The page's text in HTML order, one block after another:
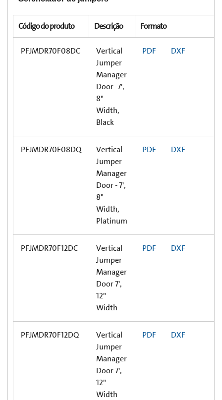
Código do produto Descrição Formato
PFJMDR70F08DC
Vertical
Jumper
Manager
Door -7',
8"
Width,
Black
PDF DXF
PFJMDR70F08DQ
Vertical
Jumper
Manager
Door - 7',
8"
Width,
Platinum
PDF DXF
PFJMDR70F12DC
Vertical
Jumper
Manager
Door 7',
12"
Width
PDF DXF
PFJMDR70F12DQ
Vertical
Jumper
Manager
Door 7',
12"
Width
PDF DXF